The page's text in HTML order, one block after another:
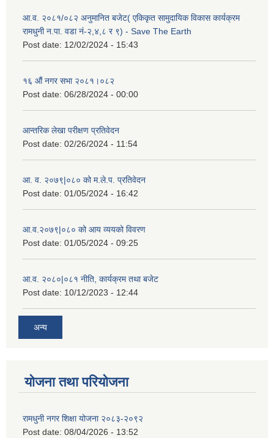
आ.व. २०८१/०८२ अनुमानित बजेट( एकिकृत सामुदायिक विकास कार्यक्रम
रामधुनी न.पा. वडा नं-२,४,८ र ९) - Save The Earth
Post date: 12/02/2024 - 15:43
१६ औं नगर सभा २०८१।०८२
Post date: 06/28/2024 - 00:00
आन्तरिक लेखा परीक्षण प्रतिवेदन
Post date: 02/26/2024 - 11:54
आ. व. २०७९|०८० को म.ले.प. प्रतिवेदन
Post date: 01/05/2024 - 16:42
आ.व.२०७९|०८० को आय व्ययको विवरण
Post date: 01/05/2024 - 09:25
आ.व. २०८०|०८१ नीति, कार्यक्रम तथा बजेट
Post date: 10/12/2023 - 12:44
अन्य
योजना तथा परियोजना
रामधुनी नगर शिक्षा योजना २०८३-२०९२
Post date: 08/04/2026 - 13:52